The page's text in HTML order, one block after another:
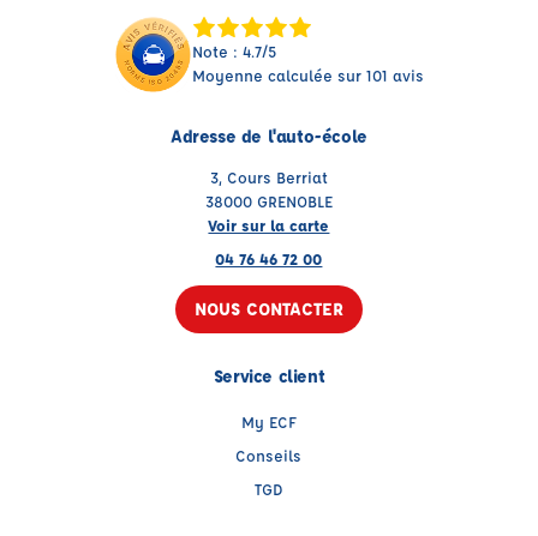
Note : 4.7/5
Moyenne calculée sur 101 avis
Adresse de l'auto-école
3, Cours Berriat
38000 GRENOBLE
Voir sur la carte
04 76 46 72 00
NOUS CONTACTER
Service client
My ECF
Conseils
TGD